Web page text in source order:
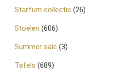
Starfurn collectie (26)
Stoelen (606)
Summer sale (3)
Tafels (689)